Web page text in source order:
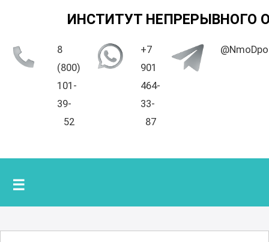
ИНСТИТУТ НЕПРЕРЫВНОГО
8
(800)
101-
39-
52
+7
901
464-
33-
87
☰